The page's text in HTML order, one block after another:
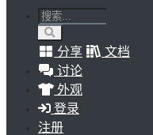
分享
文档
讨论
外观
登录
注册